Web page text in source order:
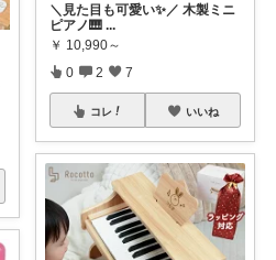
＼見た目も可愛い✨／ 木製ミニ
ピアノ🎹 ...
￥ 10,990～
0 2 7
コレ いいね